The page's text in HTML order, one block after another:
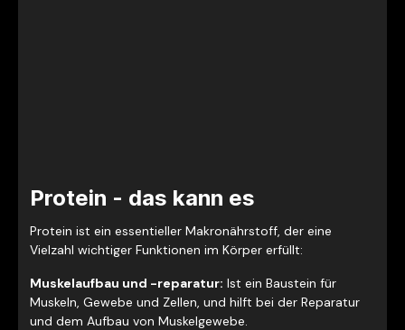
Protein - das kann es
Protein ist ein essentieller Makronährstoff, der eine
Vielzahl wichtiger Funktionen im Körper erfüllt:
Muskelaufbau und -reparatur: Ist ein Baustein für
Muskeln, Gewebe und Zellen, und hilft bei der Reparatur
und dem Aufbau von Muskelgewebe.